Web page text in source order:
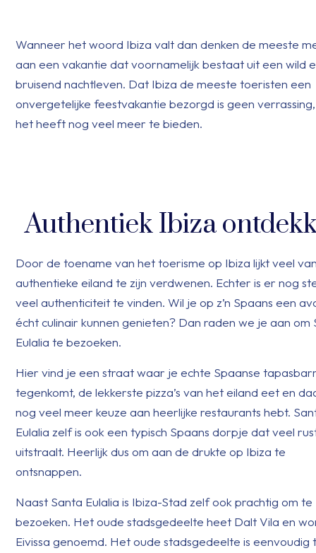
Wanneer het woord Ibiza valt dan denken de meeste
aan een vakantie dat voornamelijk bestaat uit een wild
bruisend nachtleven. Dat Ibiza de meeste toeristen een
onvergetelijke feestvakantie bezorgd is geen
het heeft nog veel meer te bieden.
Authentiek Ibiza
Door de toename van het toerisme op Ibiza lijkt veel
authentieke eiland te zijn verdwenen. Echter is er nog
veel authenticiteit te vinden. Wil je op z’n Spaans een
écht culinair kunnen genieten? Dan raden we je aan om
Eulalia te bezoeken.
Hier vind je een straat waar je echte Spaanse
tegenkomt, de lekkerste pizza’s van het eiland eet en
nog veel meer keuze aan heerlijke restaurants hebt.
Eulalia zelf is ook een typisch Spaans dorpje dat veel
uitstraalt. Heerlijk dus om aan de drukte op Ibiza te
ontsnappen.
Naast Santa Eulalia is Ibiza-Stad zelf ook prachtig om te
bezoeken. Het oude stadsgedeelte heet Dalt Vila en
Eivissa genoemd. Het oude stadsgedeelte is eenvoudig